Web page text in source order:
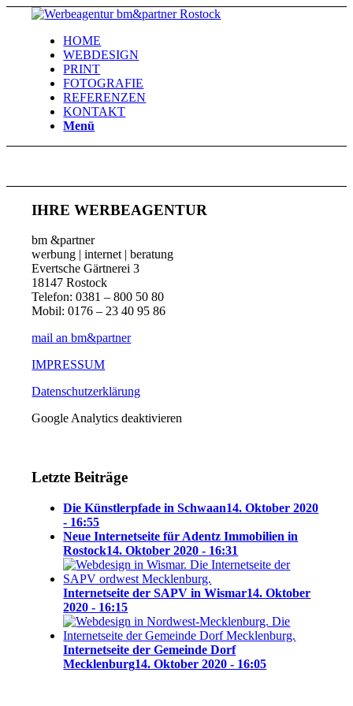
HOME
WEBDESIGN
PRINT
FOTOGRAFIE
REFERENZEN
KONTAKT
Menü
IHRE WERBEAGENTUR
bm &partner
werbung | internet | beratung
Evertsche Gärtnerei 3
18147 Rostock
Telefon: 0381 – 800 50 80
Mobil: 0176 – 23 40 95 86
mail an bm&partner
IMPRESSUM
Datenschutzerklärung
Google Analytics deaktivieren
Letzte Beiträge
Die Künstlerpfade in Schwaan14. Oktober 2020
- 16:55
Neue Internetseite für Adentz Immobilien in
Rostock14. Oktober 2020 - 16:31
Internetseite der SAPV in Wismar14. Oktober
2020 - 16:15
Internetseite der Gemeinde Dorf
Mecklenburg14. Oktober 2020 - 16:05